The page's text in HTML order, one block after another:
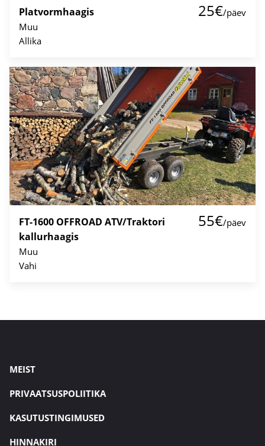
Platvormhaagis 25€/päev
Muu
Allika
FT-1600 OFFROAD ATV/Traktori
kallurhaagis
55€/päev
Muu
Vahi
MEIST
PRIVAATSUSPOLIITIKA
KASUTUSTINGIMUSED
HINNAKIRI